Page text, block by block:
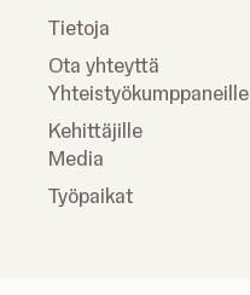
Tietoja
Ota yhteyttä
Yhteistyökumppaneille
Kehittäjille
Media
Työpaikat